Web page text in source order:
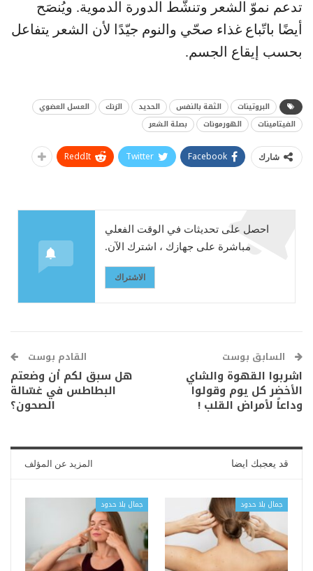
تدعم نموّ الشعر وتنشّط الدورة الدموية. ويُنصَح
أيضًا باتّباع غذاء صحّي والنوم جيّدًا لأن الشعر يتفاعل
بحسب إيقاع الجسم.
البروتينات الثقة بالنفس الحديد الزنك
العسل العضوي
الفيتامينات
الهورمونات بصلة الشعر
شارك Facebook
Twitter
ReddIt
احصل على تحديثات في الوقت الفعلي
مباشرة على جهازك ، اشترك الآن.
الاشتراك
السابق بوست
اشربوا القهوة والشاي
الأخضر كل يوم وقولوا
وداعاً لأمراض القلب !
القادم بوست
هل سبق لكم أن وضعتم
البطاطس في غسّالة
الصحون؟
قد يعجبك ايضا المزيد عن المؤلف
جمال بلا حدود جمال بلا حدود